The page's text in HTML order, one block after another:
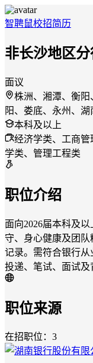
智聘鼠校招简历
非长沙地区
面议
株洲、湘潭、衡
阳、娄底、永州、湖
本科及以上
经济学类、工商
学类、管理工程类
职位介绍
面向2026届本科及
守、身心健康及团
记录。需符合银行
投递、笔试、面试及
职位来源
在招职位：3